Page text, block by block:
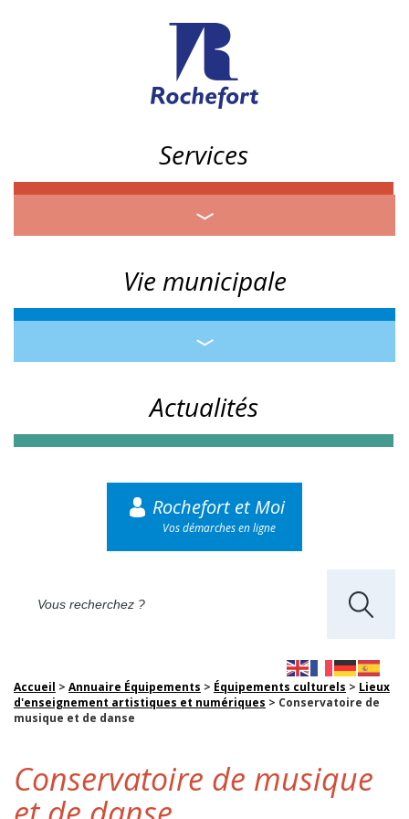
Services
Vie municipale
Actualités
Rochefort et Moi
Vos démarches en ligne
Accueil > Annuaire Équipements > Équipements culturels > Lieux
d'enseignement artistiques et numériques > Conservatoire de
musique et de danse
Conservatoire de musique